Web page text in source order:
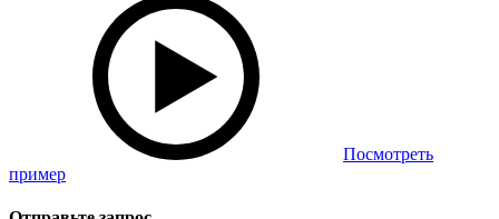
Посмотреть
пример